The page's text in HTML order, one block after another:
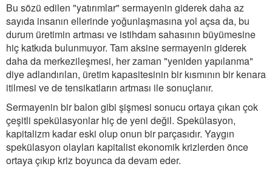
Bu sözü edilen "yatırımlar" sermayenin giderek daha az
sayıda insanın ellerinde yoğunlaşmasına yol açsa da, bu
durum üretimin artması ve istihdam sahasının büyümesine
hiç katkıda bulunmuyor. Tam aksine sermayenin giderek
daha da merkezileşmesi, her zaman "yeniden yapılanma"
diye adlandırılan, üretim kapasitesinin bir kısmının bir kenara
itilmesi ve de tensikatların artması ile sonuçlanır.
Sermayenin bir balon gibi şişmesi sonucu ortaya çıkan çok
çeşitli spekülasyonlar hiç de yeni değil. Spekülasyon,
kapitalizm kadar eski olup onun bir parçasıdır. Yaygın
spekülasyon olayları kapitalist ekonomik krizlerden önce
ortaya çıkıp kriz boyunca da devam eder.